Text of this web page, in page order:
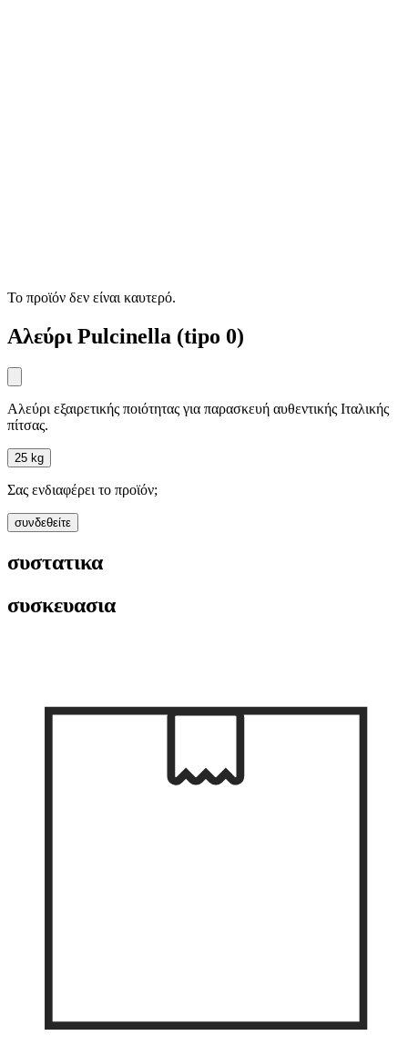
Το προϊόν δεν είναι καυτερό.
Αλεύρι Pulcinella (tipo 0)
Αλεύρι εξαιρετικής ποιότητας για παρασκευή αυθεντικής Ιταλικής
πίτσας.
25 kg
Σας ενδιαφέρει το προϊόν;
συνδεθείτε
συστατικα
συσκευασια